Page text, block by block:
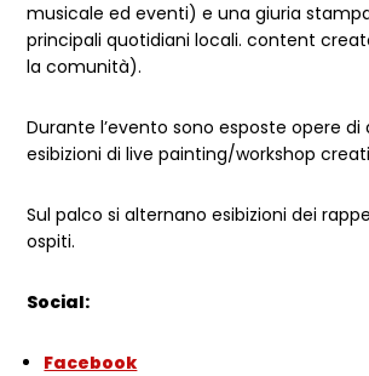
musicale ed eventi) e una giuria
principali quotidiani locali. content
la comunità).
Durante l’evento sono esposte opere di
esibizioni di live painting/workshop
Sul palco si alternano esibizioni dei
ospiti.
Social:
Facebook